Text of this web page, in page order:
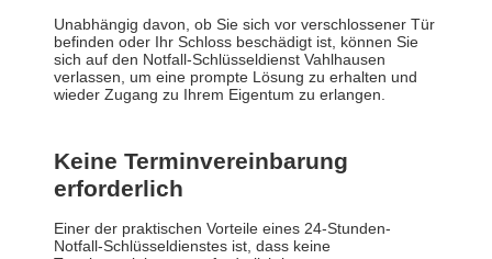
Unabhängig davon, ob Sie sich vor verschlossener Tür
befinden oder Ihr Schloss beschädigt ist, können Sie
sich auf den Notfall-Schlüsseldienst Vahlhausen
verlassen, um eine prompte Lösung zu erhalten und
wieder Zugang zu Ihrem Eigentum zu erlangen.
Keine Terminvereinbarung
erforderlich
Einer der praktischen Vorteile eines 24-Stunden-
Notfall-Schlüsseldienstes ist, dass keine